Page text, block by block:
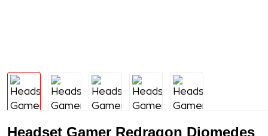
Headset Gamer Redragon Diomedes